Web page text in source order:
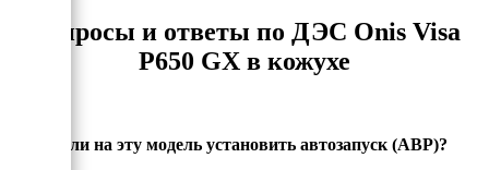
Вопросы и ответы по ДЭС Onis Visa
P650 GX в кожухе
Можно ли на эту модель установить автозапуск (АВР)?